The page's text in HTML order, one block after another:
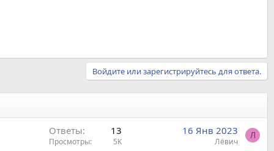
Войдите или зарегистрируйтесь для ответа.
Ответы 13
Просмотры 5K
16 Янв 2023
Лëвич
Л